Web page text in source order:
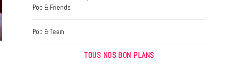
Pop & Friends
Pop & Team
TOUS NOS BON PLANS